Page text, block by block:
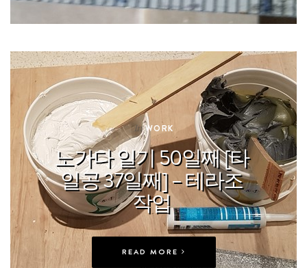
In WORK
노가다 일기 50일째 [타
일공 37일째] – 테라조
작업
READ MORE